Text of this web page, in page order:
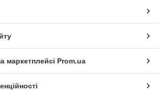
маркетплейсі Prom.ua